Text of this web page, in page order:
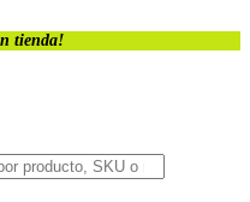
tienda!